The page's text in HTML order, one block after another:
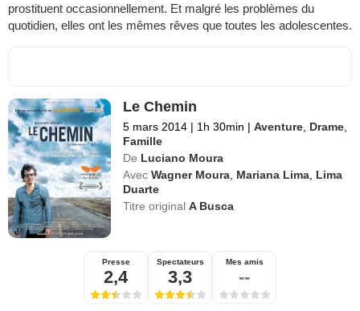
prostituent occasionnellement. Et malgré les problèmes du
quotidien, elles ont les mêmes rêves que toutes les adolescentes.
Le Chemin
5 mars 2014 | 1h 30min | Aventure Drame
Famille
De Luciano Moura
Avec Wagner Moura Mariana Lima Lima
Duarte
Titre originalA Busca
Presse
2,4
Spectateurs
3,3
Mes amis
--